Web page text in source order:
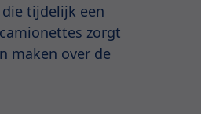
tijdelijk een
zorgt
maken over de